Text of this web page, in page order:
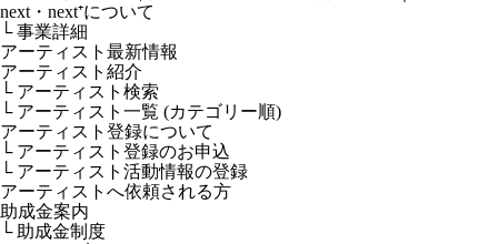
next・next⁺について
└ 事業詳細
アーティスト最新情報
アーティスト紹介
└ アーティスト検索
└ アーティスト一覧 (カテゴリー順)
アーティスト登録について
└ アーティスト登録のお申込
└ アーティスト活動情報の登録
アーティストへ依頼される方
助成金案内
└ 助成金制度